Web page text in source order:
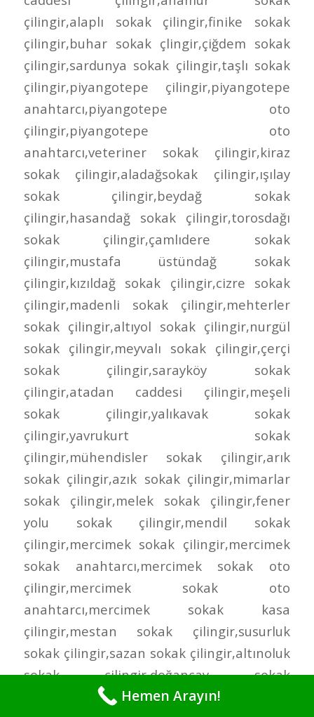
Hemen Arayın!